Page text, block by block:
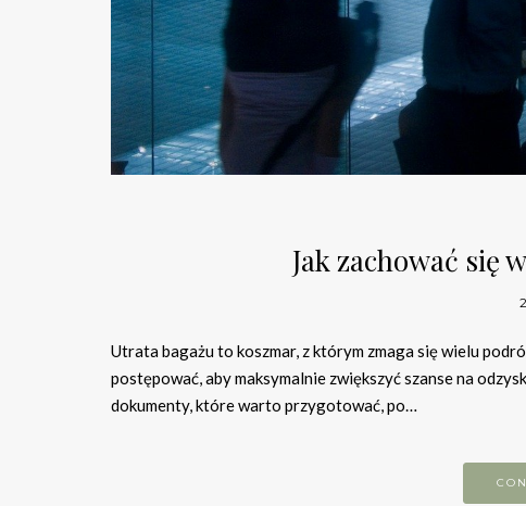
Jak zachować się
Utrata bagażu to koszmar, z którym zmaga się wielu
postępować, aby maksymalnie zwiększyć szanse na
dokumenty, które warto przygotować, po…